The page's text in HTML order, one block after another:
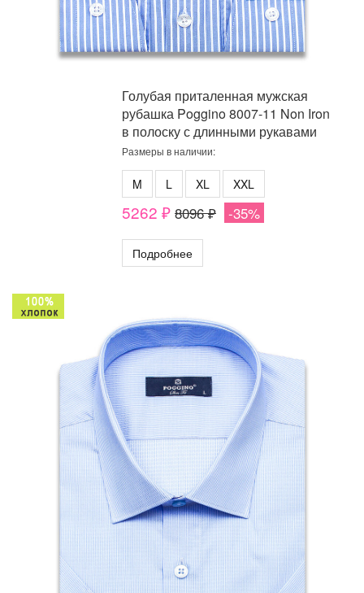
Голубая приталенная мужская
рубашка Poggino 8007-11 Non Iron
в полоску с длинными рукавами
Размеры в наличии:
M L XL XXL
5262 ₽ 8096 ₽ -35%
Подробнее